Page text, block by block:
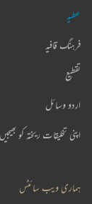
عطیہ
فرہنگ قافیہ
تقطیع
اردو وسائل
اپنی تخلیقات ریختہ کو بھیجیں
ہماری ویب سائٹس